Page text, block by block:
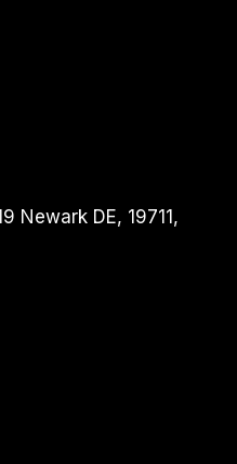
Newark DE, 19711,